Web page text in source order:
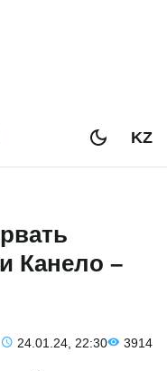
KZ
Канело –
24.01.24, 22:30 3914